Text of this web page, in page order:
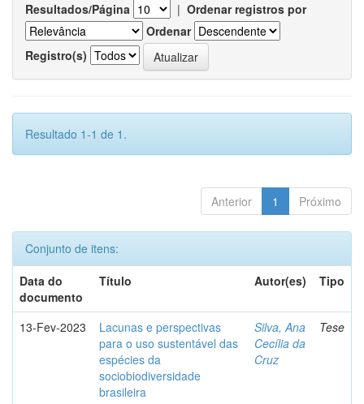
Resultados/Página | Ordenar registros por
Ordenar
Registro(s)
Resultado 1-1 de 1.
Anterior 1 Próximo
Conjunto de itens:
Data do
documento
Título Autor(es) Tipo
13-Fev-2023
Lacunas e perspectivas
para o uso sustentável das
espécies da
sociobiodiversidade
brasileira
Silva, Ana
Cecília da
Cruz
Tese